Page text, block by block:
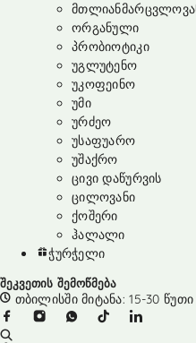
ორგანული
პრობიოტიკი
უგლუტენო
უკოფეინო
უმი
ურძეო
უსაფუარო
უშაქრო
ცივი დაწურვის
ცილოვანი
ქოშერი
ჰალალი
ჭურჭელი
შეკვეთის შემოწმება
თბილისში მიტანა: 15-30